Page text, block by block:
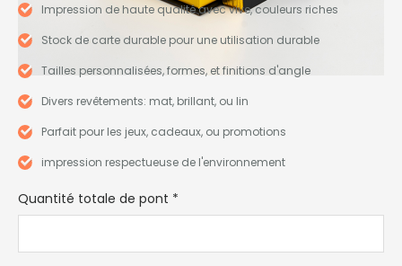
Impression de haute qualité avec vive, couleurs riches
Stock de carte durable pour une utilisation durable
Tailles personnalisées, formes, et finitions d'angle
Divers revêtements: mat, brillant, ou lin
Parfait pour les jeux, cadeaux, ou promotions
impression respectueuse de l'environnement
Quantité totale de pont *